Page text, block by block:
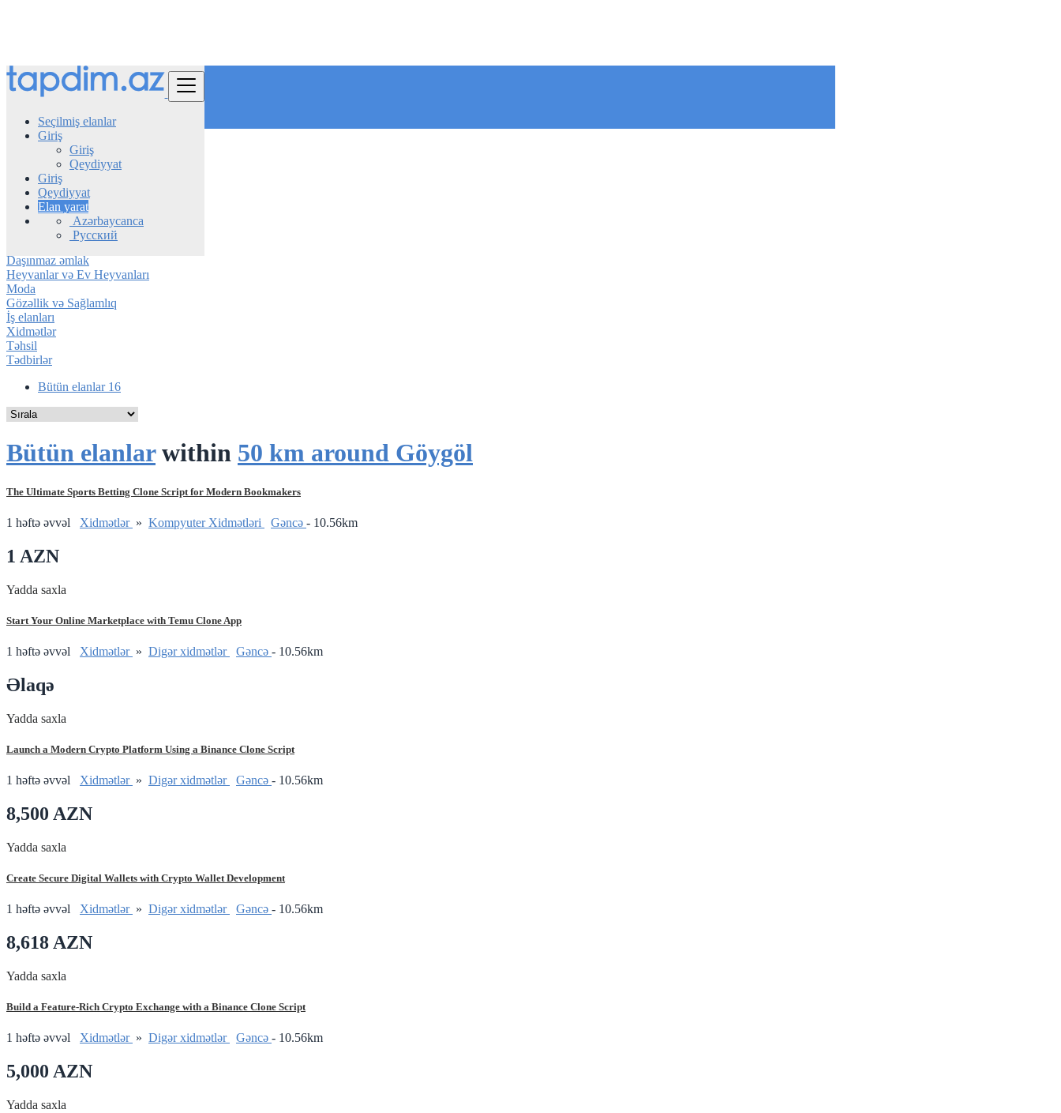
Seçilmiş elanlar
Giriş
Giriş
Qeydiyyat
Giriş
Qeydiyyat
Elan yarat
Azərbaycanca
Русский
Tap
Azerbaijan
Göygöl
Avtomobil
Telefon & Planşet
Elektronika
Mebel & Məişət texnikası
Daşınmaz əmlak
Heyvanlar və Ev Heyvanları
Moda
Gözəllik və Sağlamlıq
İş elanları
Xidmətlər
Təhsil
Tədbirlər
Bütün elanlar 16
Bütün elanlarwithin 50 km around Göygöl
The Ultimate Sports Betting Clone Script for Modern Bookmakers
1 həftə əvvəl Xidmətlər » Kompyuter Xidmətləri Gǝncǝ - 10.56km
1 AZN
Yadda saxla
Start Your Online Marketplace with Temu Clone App
1 həftə əvvəl Xidmətlər » Digər xidmətlər Gǝncǝ - 10.56km
Əlaqə
Yadda saxla
Launch a Modern Crypto Platform Using a Binance Clone Script
1 həftə əvvəl Xidmətlər » Digər xidmətlər Gǝncǝ - 10.56km
8,500 AZN
Yadda saxla
Create Secure Digital Wallets with Crypto Wallet Development
1 həftə əvvəl Xidmətlər » Digər xidmətlər Gǝncǝ - 10.56km
8,618 AZN
Yadda saxla
Build a Feature-Rich Crypto Exchange with a Binance Clone Script
1 həftə əvvəl Xidmətlər » Digər xidmətlər Gǝncǝ - 10.56km
5,000 AZN
Yadda saxla